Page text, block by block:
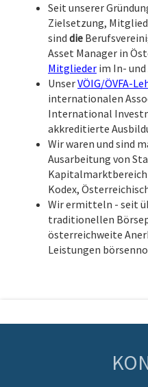
Seit unserer
Zielsetzung,
sind die
Asset Manager in
Mitglieder im In-
UnserVÖIG/ÖVFA-
internationalen
International
akkreditierte
Wir waren und sind
Ausarbeitung von
Kapitalmarktbereich
Kodex,
Wir ermitteln - seit
traditionellen
österreichweite
Leistungen